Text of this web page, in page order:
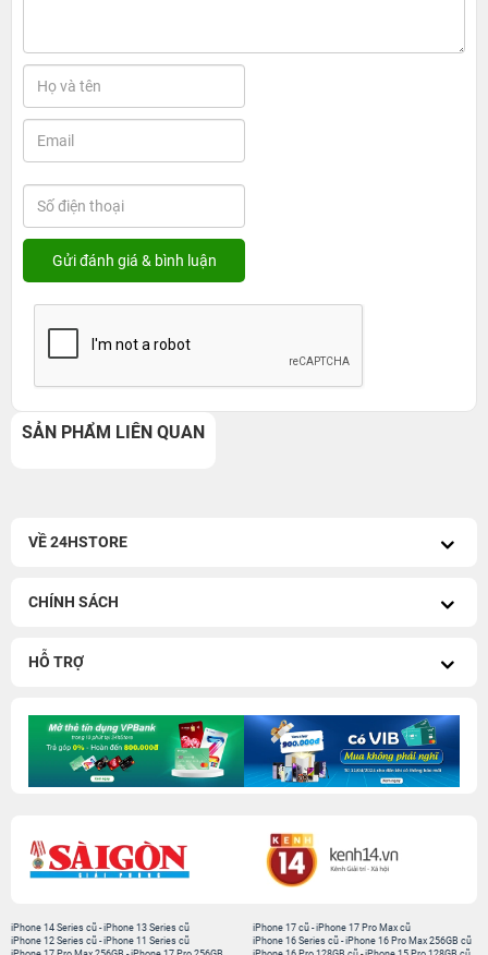
SẢN PHẨM LIÊN QUAN
VỀ 24HSTORE
CHÍNH SÁCH
HỖ TRỢ
iPhone 14 Series cũ -iPhone 13 Series cũ
iPhone 12 Series cũ -iPhone 11 Series cũ
iPhone 17 cũ-iPhone 17 Pro Max cũ
iPhone 16 Series cũ- iPhone 16 Pro Max 256GB cũ